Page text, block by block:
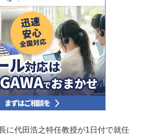
に代田浩之特任教授が1日付で就任